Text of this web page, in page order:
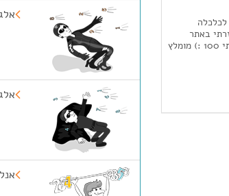
באתר
למדתי ממנו וכמובן קיבלתי 100 :) מומלץ